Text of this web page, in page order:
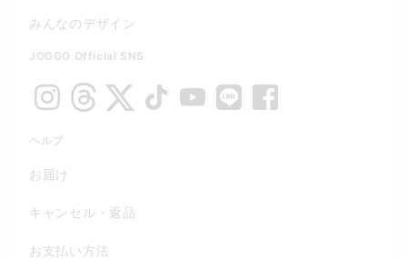
みんなのデザイン
JOGGO Official SNS
ヘルプ
お届け
キャンセル・返品
お支払い方法